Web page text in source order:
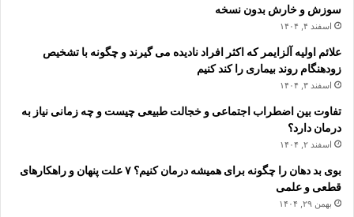
سوزش و خارش بدون نسخه
اسفند ۴, ۱۴۰۴
علائم اولیه آلزایمر که اکثر افراد نادیده می گیرند و چگونه با تشخیص
زودهنگام روند بیماری را کند کنیم
اسفند ۳, ۱۴۰۴
تفاوت بین اضطراب اجتماعی و خجالت طبیعی چیست و چه زمانی نیاز به
درمان دارد؟
اسفند ۲, ۱۴۰۴
بوی بد دهان را چگونه برای همیشه درمان کنیم؟ ۷ علت پنهان و راهکارهای
قطعی و علمی
بهمن ۲۹, ۱۴۰۴